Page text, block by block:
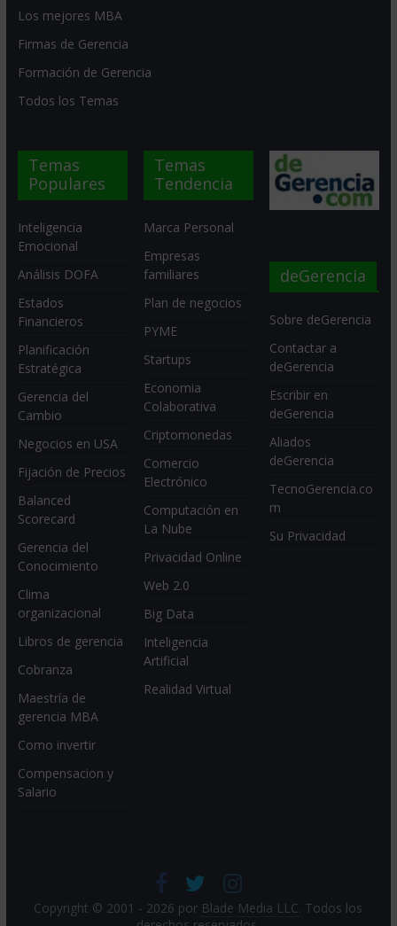
Los mejores MBA
Firmas de Gerencia
Formación de Gerencia
Todos los Temas
Temas
Populares
Inteligencia
Emocional
Análisis DOFA
Estados
Financieros
Planificación
Estratégica
Gerencia del
Cambio
Negocios en USA
Fijación de Precios
Balanced
Scorecard
Gerencia del
Conocimiento
Clima
organizacional
Libros de gerencia
Cobranza
Maestría de
gerencia MBA
Como invertir
Compensacion y
Salario
Temas
Tendencia
Marca Personal
Empresas
familiares
Plan de negocios
PYME
Startups
Economia
Colaborativa
Criptomonedas
Comercio
Electrónico
Computación en
La Nube
Privacidad Online
Web 2.0
Big Data
Inteligencia
Artificial
Realidad Virtual
deGerencia
Sobre deGerencia
Contactar a
deGerencia
Escribir en
deGerencia
Aliados
deGerencia
TecnoGerencia.co
m
Su Privacidad
Copyright © 2001 - 2026 por Blade Media LLC. Todos los